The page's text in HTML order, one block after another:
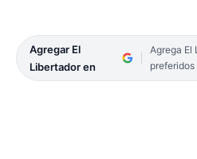
Agregar El
Libertador en
Agrega El
preferidos